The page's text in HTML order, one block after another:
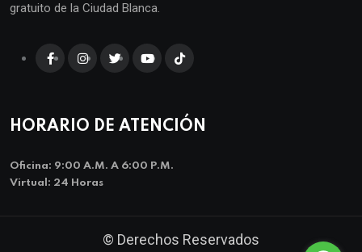
gratuito de la Ciudad Blanca.
HORARIO DE ATENCIÓN
Oficina: 9:00 A.m. A 6:00 P.m.
Virtual: 24 Horas
© Derechos Reservados